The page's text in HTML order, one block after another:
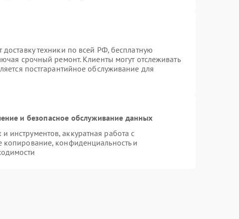
техники по всей РФ, бесплатную
срочный ремонт. Клиенты могут отслеживать
постгарантийное обслуживание для
и безопасное обслуживание данных
аккуратная работа с
конфиденциальность и